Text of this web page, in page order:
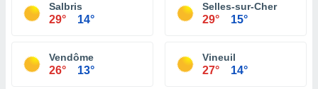
Salbris
29° 14°
Selles-sur-Cher
29° 15°
Vendôme
26° 13°
Vineuil
27° 14°